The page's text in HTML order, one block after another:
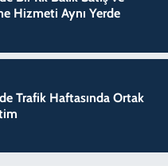
Hizmeti Aynı Yerde
Trafik Haftasında Ortak